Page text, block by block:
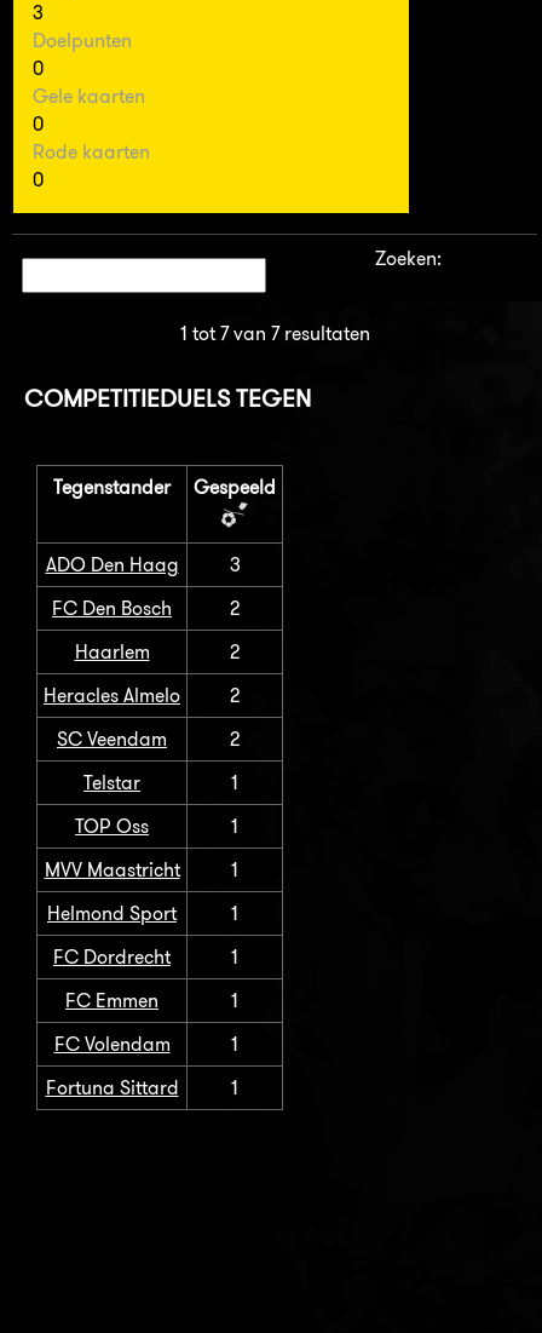
3
Doelpunten
0
Gele kaarten
0
Rode kaarten
0
Zoeken:
1 tot 7 van 7 resultaten
COMPETITIEDUELS TEGEN
Tegenstander Gespeeld
ADO Den Haag
3
FC Den Bosch
2
Haarlem
2
Heracles Almelo
2
SC Veendam
2
Telstar
1
TOP Oss
1
MVV Maastricht
1
Helmond Sport
1
FC Dordrecht
1
FC Emmen
1
FC Volendam
1
Fortuna Sittard
1